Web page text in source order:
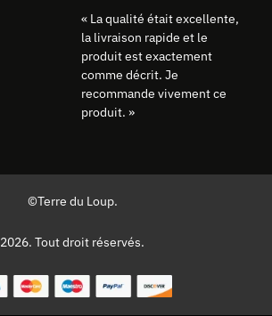
« La qualité était excellente,
la livraison rapide et le
produit est exactement
comme décrit. Je
recommande vivement ce
produit. »
©Terre du Loup.
2026. Tout droit réservés.